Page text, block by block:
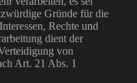
Gründe für die
Rechte und
dient der
von
Art. 21 Abs. 1